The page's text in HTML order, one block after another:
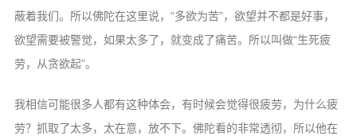
蔽着我们。所以佛陀在这里说，“多欲为苦”，欲望并不都是好事，
欲望需要被警觉，如果太多了，就变成了痛苦。所以叫做“生死疲
劳，从贪欲起”。
我相信可能很多人都有这种体会，有时候会觉得很疲劳，为什么疲
劳？抓取了太多，太在意，放不下。佛陀看的非常透彻，所以他在